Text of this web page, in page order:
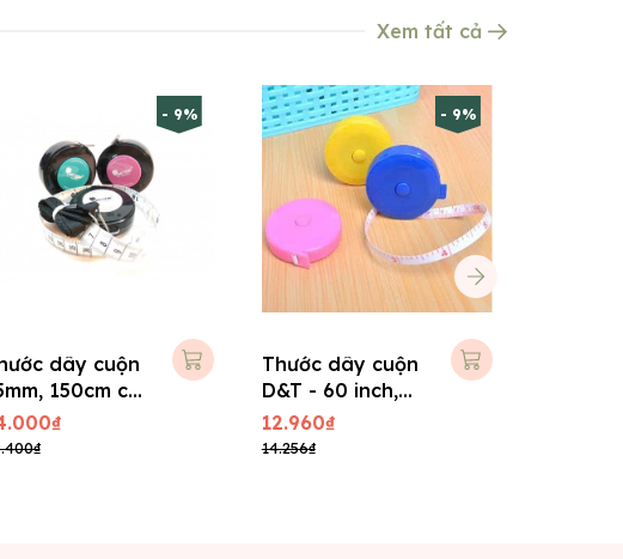
Xem tất cả
- 9%
dây cuộn
150cm có
đeo
- 9%
Thước dây cuộn
D&T - 60 inch,
150m
12.960₫
14.256₫